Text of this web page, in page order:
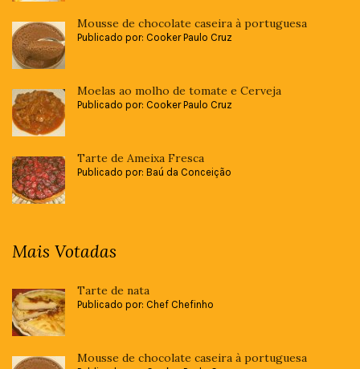
Mousse de chocolate caseira à portuguesa
Publicado por: Cooker Paulo Cruz
Moelas ao molho de tomate e Cerveja
Publicado por: Cooker Paulo Cruz
Tarte de Ameixa Fresca
Publicado por: Baú da Conceição
Mais Votadas
Tarte de nata
Publicado por: Chef Chefinho
Mousse de chocolate caseira à portuguesa